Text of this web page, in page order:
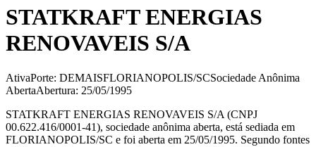
STATKRAFT ENERGIAS
RENOVAVEIS S/A
AtivaPorte: DEMAISFLORIANOPOLIS/SCSociedade Anônima
AbertaAbertura: 25/05/1995
STATKRAFT ENERGIAS RENOVAVEIS S/A (CNPJ
00.622.416/0001-41), sociedade anônima aberta, está sediada em
FLORIANOPOLIS/SC e foi aberta em 25/05/1995. Segundo fontes